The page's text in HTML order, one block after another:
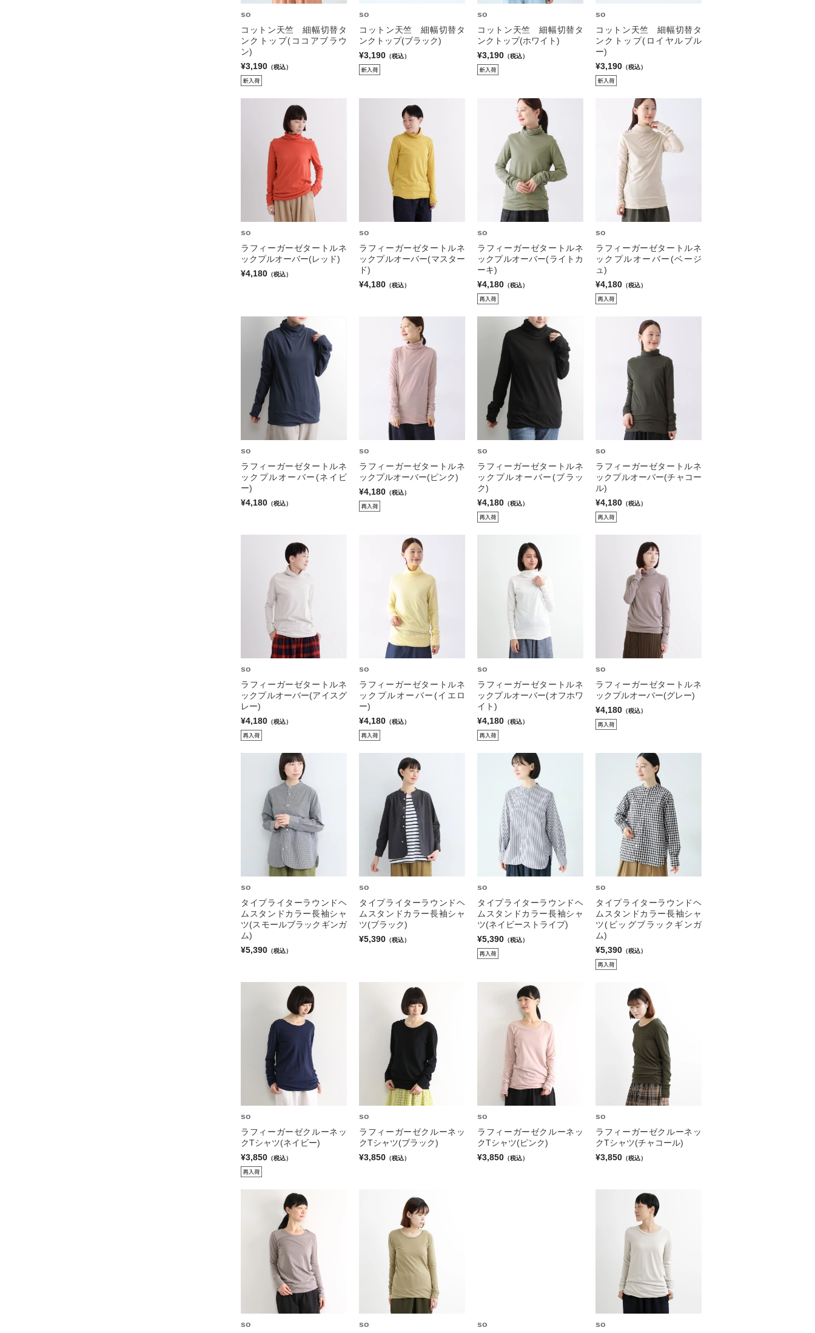
so
コットン天竺 細幅切替タ
ンクトップ(ココアブラウ
ン)
¥3,190 （税込）
so
コットン天竺 細幅切替タ
ンクトップ(ブラック)
¥3,190 （税込）
so
コットン天竺 細幅切替タ
ンクトップ(ホワイト)
¥3,190 （税込）
so
コットン天竺 細幅切替タ
ンクトップ(ロイヤルブル
ー)
¥3,190 （税込）
so
ラフィーガーゼタートルネ
ックプルオーバー(レッド)
¥4,180 （税込）
so
ラフィーガーゼタートルネ
ックプルオーバー(マスター
ド)
¥4,180 （税込）
so
ラフィーガーゼタートルネ
ックプルオーバー(ライトカ
ーキ)
¥4,180 （税込）
so
ラフィーガーゼタートルネ
ックプルオーバー(ベージ
ュ)
¥4,180 （税込）
so
ラフィーガーゼタートルネ
ックプルオーバー(ネイビ
ー)
¥4,180 （税込）
so
ラフィーガーゼタートルネ
ックプルオーバー(ピンク)
¥4,180 （税込）
so
ラフィーガーゼタートルネ
ックプルオーバー(ブラッ
ク)
¥4,180 （税込）
so
ラフィーガーゼタートルネ
ックプルオーバー(チャコー
ル)
¥4,180 （税込）
so
ラフィーガーゼタートルネ
ックプルオーバー(アイスグ
レー)
¥4,180 （税込）
so
ラフィーガーゼタートルネ
ックプルオーバー(イエロ
ー)
¥4,180 （税込）
so
ラフィーガーゼタートルネ
ックプルオーバー(オフホワ
イト)
¥4,180 （税込）
so
ラフィーガーゼタートルネ
ックプルオーバー(グレー)
¥4,180 （税込）
so
タイプライターラウンドヘ
ムスタンドカラー長袖シャ
ツ(スモールブラックギンガ
ム)
¥5,390 （税込）
so
タイプライターラウンドヘ
ムスタンドカラー長袖シャ
ツ(ブラック)
¥5,390 （税込）
so
タイプライターラウンドヘ
ムスタンドカラー長袖シャ
ツ(ネイビーストライプ)
¥5,390 （税込）
so
タイプライターラウンドヘ
ムスタンドカラー長袖シャ
ツ(ビッグブラックギンガ
ム)
¥5,390 （税込）
so
ラフィーガーゼクルーネッ
クTシャツ(ネイビー)
¥3,850 （税込）
so
ラフィーガーゼクルーネッ
クTシャツ(ブラック)
¥3,850 （税込）
so
ラフィーガーゼクルーネッ
クTシャツ(ピンク)
¥3,850 （税込）
so
ラフィーガーゼクルーネッ
クTシャツ(チャコール)
¥3,850 （税込）
so so so so